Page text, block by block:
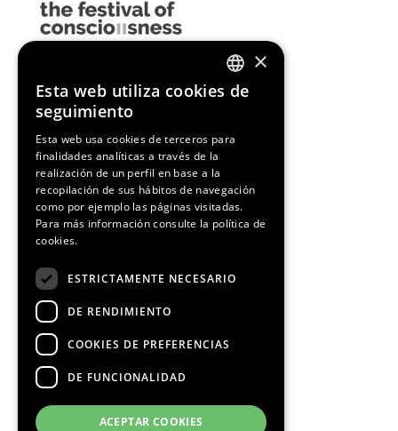
ENGLISH
×
Esta web utiliza cookies de
seguimiento
Esta web usa cookies de terceros para
finalidades analíticas a través de la
realización de un perfil en base a la
recopilación de sus hábitos de navegación
como por ejemplo las páginas visitadas.
Para más información consulte la política de
cookies.
ESTRICTAMENTE NECESARIO
DE RENDIMIENTO
COOKIES DE PREFERENCIAS
DE FUNCIONALIDAD
ACEPTAR COOKIES